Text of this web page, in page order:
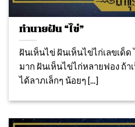
ทำนายฝัน “ไข่”
ฝันเห็นไข่ ฝันเห็นไข่ไก่เลขเด็ด
มาก ฝันเห็นไข่ไก่หลายฟอง ถ้า
ได้ลาภเล็กๆ น้อยๆ [...]